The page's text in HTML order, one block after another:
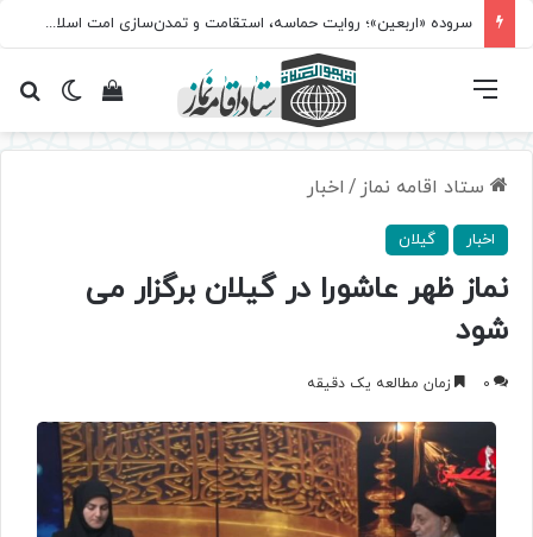
سروده‌ «اربعین»؛ روایت حماسه، استقامت و تمدن‌سازی امت اسلامی
تغییرمشاهده فهرست
ستاد اقامه نماز / اخبار
اخبار گیلان
نماز ظهر عاشورا در گیلان برگزار می
شود
0 زمان مطالعه یک دقیقه